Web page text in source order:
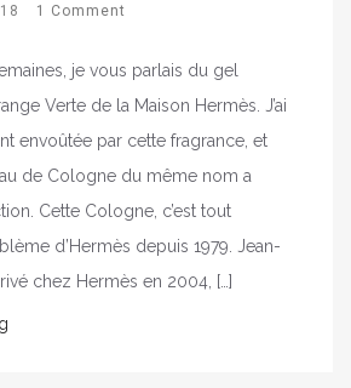
1 Comment
je vous parlais du gel
Verte de la Maison Hermès. J’ai
envoûtée par cette fragrance, et
de Cologne du même nom a
Cette Cologne, c’est tout
d’Hermès depuis 1979. Jean-
chez Hermès en 2004, […]